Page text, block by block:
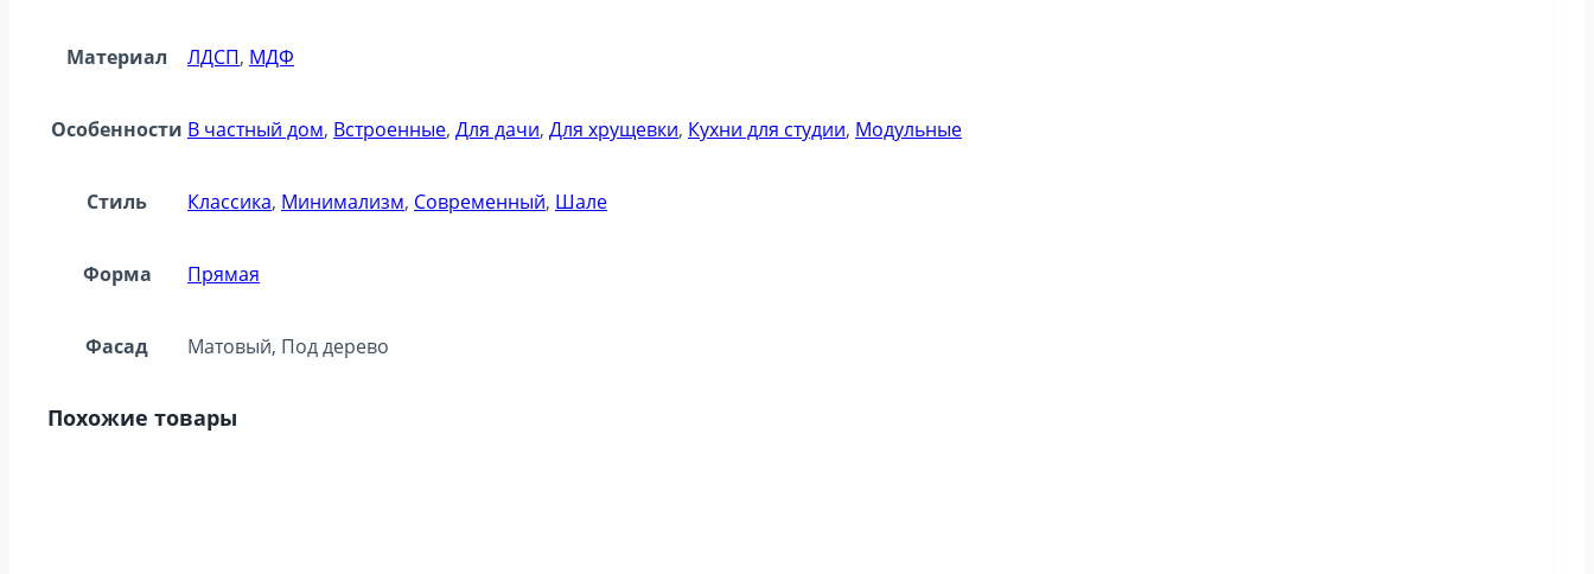
Материал ЛДСП, МДФ
Особенности В частный дом, Встроенные, Для дачи, Для хрущевки, Кухни для студии, Модульные
Стиль Классика, Минимализм, Современный, Шале
Форма Прямая
Фасад Матовый, Под дерево
Похожие товары